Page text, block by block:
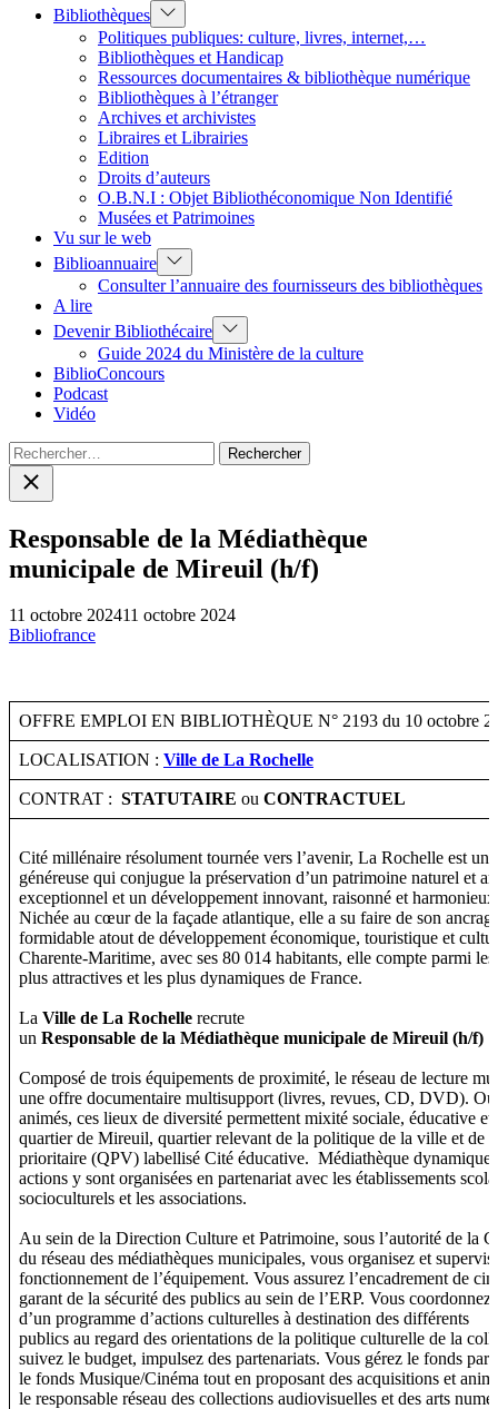
Bibliothèques Show
sub
menu
Politiques publiques: culture, livres, internet,…
Bibliothèques et Handicap
Ressources documentaires & bibliothèque numérique
Bibliothèques à l’étranger
Archives et archivistes
Libraires et Librairies
Edition
Droits d’auteurs
O.B.N.I : Objet Bibliothéconomique Non Identifié
Musées et Patrimoines
Vu sur le web
Biblioannuaire Show
sub
menu
Consulter l’annuaire des fournisseurs des bibliothèques
A lire
Devenir Bibliothécaire Show
sub
menu
Guide 2024 du Ministère de la culture
BiblioConcours
Podcast
Vidéo
Rechercher :
Close
search
Responsable de la Médiathèque
municipale de Mireuil (h/f)
11 octobre 202411 octobre 2024
Bibliofrance
OFFRE EMPLOI EN BIBLIOTHÈQUE N° 2193 du 10 octobre
LOCALISATION : Ville de La Rochelle
CONTRAT : STATUTAIRE ou CONTRACTUEL
Cité millénaire résolument tournée vers l’avenir, La Rochelle est
généreuse qui conjugue la préservation d’un patrimoine naturel et
exceptionnel et un développement innovant, raisonné et
Nichée au cœur de la façade atlantique, elle a su faire de son
formidable atout de développement économique, touristique et
Charente-Maritime, avec ses 80 014 habitants, elle compte parmi
plus attractives et les plus dynamiques de France.
La Ville de La Rochelle recrute
un Responsable de la Médiathèque municipale de Mireuil (h/f)
Composé de trois équipements de proximité, le réseau de lecture
une offre documentaire multisupport (livres, revues, CD, DVD).
animés, ces lieux de diversité permettent mixité sociale, éducative
quartier de Mireuil, quartier relevant de la politique de la ville et de
prioritaire (QPV) labellisé Cité éducative. Médiathèque dynamique,
actions y sont organisées en partenariat avec les établissements
socioculturels et les associations.
Au sein de la Direction Culture et Patrimoine, sous l’autorité de la
du réseau des médiathèques municipales, vous organisez et
fonctionnement de l’équipement. Vous assurez l’encadrement de
garant de la sécurité des publics au sein de l’ERP. Vous
d’un programme d’actions culturelles à destination des différents
publics au regard des orientations de la politique culturelle de la
suivez le budget, impulsez des partenariats. Vous gérez le fonds
le fonds Musique/Cinéma tout en proposant des acquisitions et
le responsable réseau des collections audiovisuelles et des arts